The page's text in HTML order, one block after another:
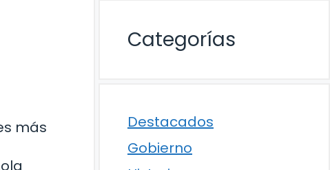
más
Categorías
Destacados
Gobierno